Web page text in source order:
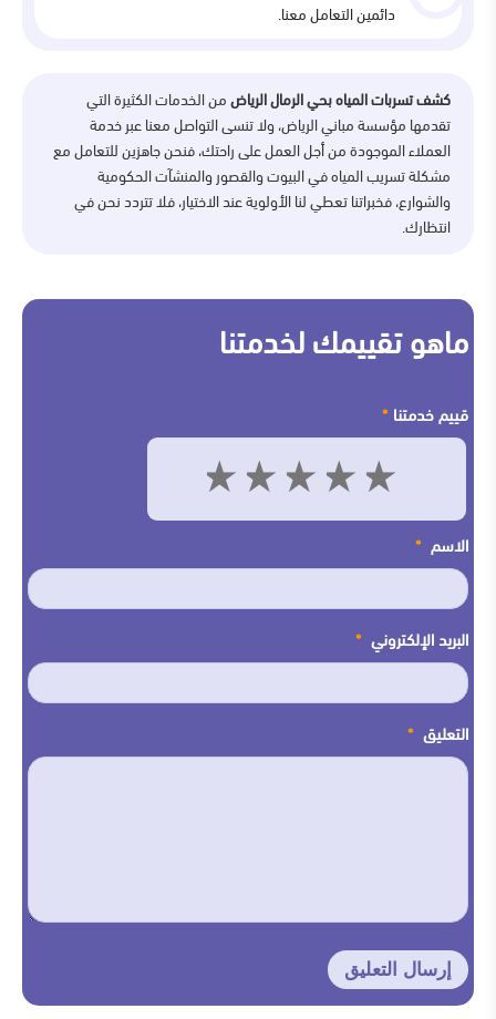
دائمين التعامل معنا.
كشف تسربات المياه بحي الرمال الرياضمن الخدمات الكثيرة التي
تقدمها مؤسسة مباني الرياض، ولا تنسى التواصل معنا عبر خدمة
العملاء الموجودة من أجل العمل على راحتك، فنحن جاهزين للتعامل مع
مشكلة تسريب المياه في البيوت والقصور والمنشآت الحكومية
والشوارع، فخبراتنا تعطي لنا الأولوية عند الاختيار، فلا تتردد نحن في
انتظارك.
ماهو تقييمك لخدمتنا
قييم خدمتنا *
4 3 2 1
الاسم *
البريد الإلكتروني *
التعليق *